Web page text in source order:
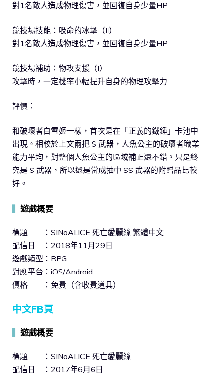
對1名敵人造成物理傷害，並回復自身少量HP
競技場技能：吸命的冰撃（II）
對1名敵人造成物理傷害，並回復自身少量HP
競技場補助：物攻支援（I）
攻撃時，一定機率小幅提升自身的物理攻擊力
評價：
和破壞者白雪姬一樣，首次是在「正義的鐵錘」卡池中
出現。相較於上文兩把 S 武器，人魚公主的破壞者職業
能力平均，對整個人魚公主的區域補正還不錯。只是終
究是 S 武器，所以還是當成抽中 SS 武器的附贈品比較
好。
遊戲概要
標題 ：SINoALICE 死亡愛麗絲 繁體中文
配信日 ：2018年11月29日
遊戲類型：RPG
對應平台：iOS/Android
價格 ：免費（含收費道具）
中文FB頁
遊戲概要
標題 ：SINoALICE 死亡愛麗絲
配信日 ：2017年6月6日